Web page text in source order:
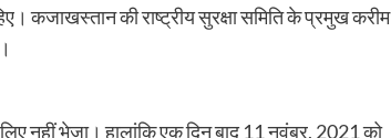
कजाखस्तान की राष्ट्रीय सुरक्षा समिति के प्रमुख करीम
नहीं भेजा। हालांकि एक दिन बाद 11 नवंबर, 2021 को